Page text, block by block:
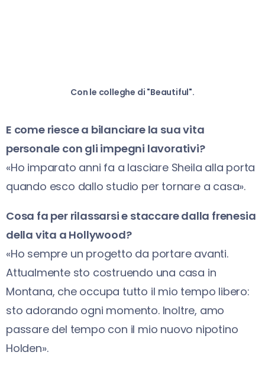
Con le colleghe di "Beautiful".
E come riesce a bilanciare la sua vita
personale con gli impegni lavorativi?
«Ho imparato anni fa a lasciare Sheila alla porta
quando esco dallo studio per tornare a casa».
Cosa fa per rilassarsi e staccare dalla frenesia
della vita a Hollywood?
«Ho sempre un progetto da portare avanti.
Attualmente sto costruendo una casa in
Montana, che occupa tutto il mio tempo libero:
sto adorando ogni momento. Inoltre, amo
passare del tempo con il mio nuovo nipotino
Holden».